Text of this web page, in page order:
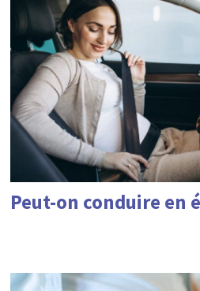
Peut-on conduire en